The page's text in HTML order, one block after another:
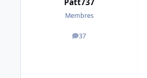
Patt737
Membres
37
messages